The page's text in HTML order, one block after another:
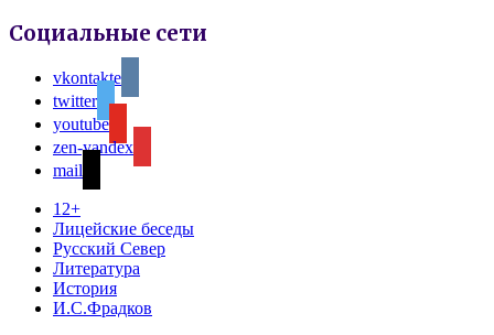
Социальные сети
vkontakte
twitter
youtube
zen-yandex
mail
12+
Лицейские беседы
Русский Север
Литература
История
И.С.Фрадков